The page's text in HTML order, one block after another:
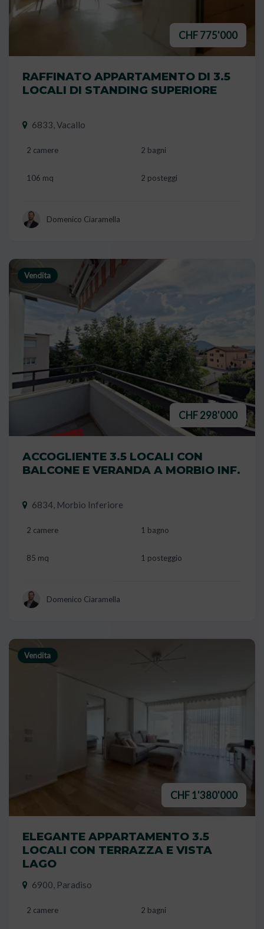
CHF 775'000
RAFFINATO APPARTAMENTO DI 3.5
LOCALI DI STANDING SUPERIORE
6833, Vacallo
2 camere 2 bagni
106 mq 2 posteggi
Domenico Ciaramella
Vendita
CHF 298'000
ACCOGLIENTE 3.5 LOCALI CON
BALCONE E VERANDA A MORBIO INF.
6834, Morbio Inferiore
2 camere 1 bagno
85 mq 1 posteggio
Domenico Ciaramella
Vendita
CHF 1'380'000
ELEGANTE APPARTAMENTO 3.5
LOCALI CON TERRAZZA E VISTA
LAGO
6900, Paradiso
2 camere 2 bagni